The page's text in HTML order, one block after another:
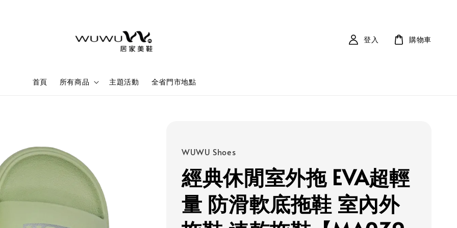
首頁 所有商品 主題活動 全省門市地點
登入 購物車
WUWU Shoes
經典休閒室外拖 EVA超輕
量 防滑軟底拖鞋 室內外